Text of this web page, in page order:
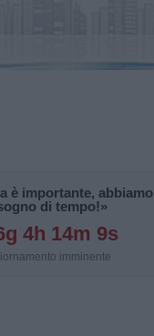
è importante, abbiamo
di tempo!»
4h 14m 8s
imminente